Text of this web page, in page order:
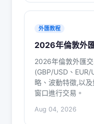
外匯教程
2026年倫敦外
2026年倫敦外匯
(GBP/USD、EUR/
略、波動特徵,以
窗口進行交易。
Aug 04, 2026